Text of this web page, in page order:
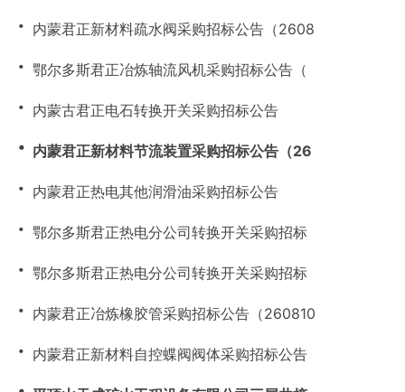
・ 内蒙君正新材料疏水阀采购招标公告（2608
・ 鄂尔多斯君正冶炼轴流风机采购招标公告（
・ 内蒙古君正电石转换开关采购招标公告
・ 内蒙君正新材料节流装置采购招标公告（26
・ 内蒙君正热电其他润滑油采购招标公告
・ 鄂尔多斯君正热电分公司转换开关采购招标
・ 鄂尔多斯君正热电分公司转换开关采购招标
・ 内蒙君正冶炼橡胶管采购招标公告（260810
・ 内蒙君正新材料自控蝶阀阀体采购招标公告